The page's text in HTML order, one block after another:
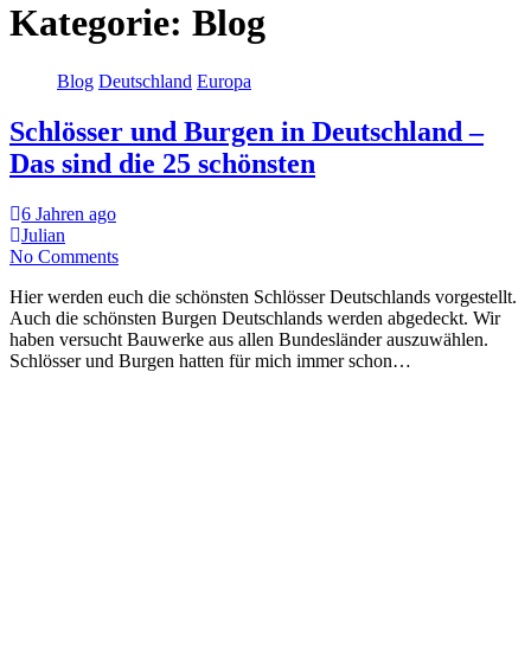
Kategorie: Blog
Blog Deutschland Europa
Schlösser und Burgen in Deutschland –
Das sind die 25 schönsten
6 Jahren ago
Julian
No Comments
Hier werden euch die schönsten Schlösser Deutschlands vorgestellt.
Auch die schönsten Burgen Deutschlands werden abgedeckt. Wir
haben versucht Bauwerke aus allen Bundesländer auszuwählen.
Schlösser und Burgen hatten für mich immer schon…